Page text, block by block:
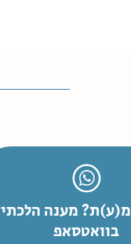
מענה הלכתי
בוואטסאפ